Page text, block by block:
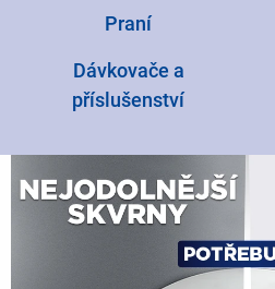
Praní
Dávkovače a
příslušenství